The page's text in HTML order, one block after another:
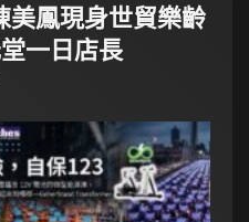
美鳳現身世貿樂齡
一日店長